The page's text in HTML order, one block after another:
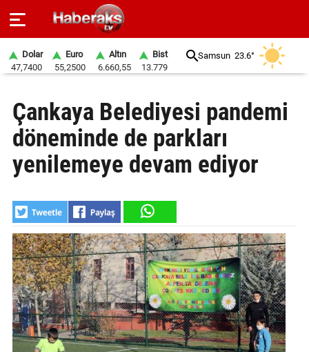
SPOR
YAŞAM
BELEDİYELER
SAĞLIK
SİYASET
EĞİTİM
GALERİ
Dolar
47,7400
Euro
55,2500
Altın
6.660,55
Bist
13.779
Samsun 23.6°
Çankaya Belediyesi pandemi
döneminde de parkları
yenilemeye devam ediyor